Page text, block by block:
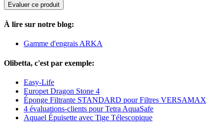
Evaluer ce produit
À lire sur notre blog:
Gamme d'engrais ARKA
Olibetta, c'est par exemple:
Easy-Life
Europet Dragon Stone 4
Éponge Filtrante STANDARD pour Filtres VERSAMAX
4 évaluations-clients pour Tetra AquaSafe
Aquael Épuisette avec Tige Télescopique